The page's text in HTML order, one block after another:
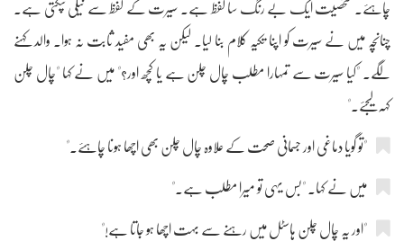
چاہئے۔ شخصیت ایک بے رنگ سا لفظ ہے۔ سیرت کے لفظ سے نیکی ٹپکتی ہے۔
چنانچہ میں نے سیرت کو اپنا تکیہ کلام بنا لیا۔ لیکن یہ بھی مفید ثابت نہ ہوا۔ والد کہنے
لگے۔ "کیا سیرت سے تمہارا مطلب چال چلن ہے یا کچھ اور؟" میں نے کہا "چال چلن
کہہ لیجئے۔"
"تو گویا دماغی اور جسمانی صحت کے علاوہ چال چلن بھی اچھا ہونا چاہئے۔"
میں نے کہا۔ "بس یہی تو میرا مطلب ہے۔"
"اور یہ چال چلن ہاسٹل میں رہنے سے بہت اچھا ہو جاتا ہے!"